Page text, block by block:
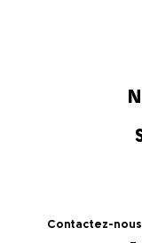
Contactez-nous